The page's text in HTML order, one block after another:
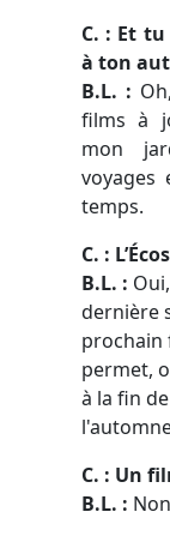
C. : Et
à ton
B.L. :
films à
mon
voyages
temps.
C. :
B.L. :
dernière
prochain
permet,
à la fin
C. : Un
B.L. :